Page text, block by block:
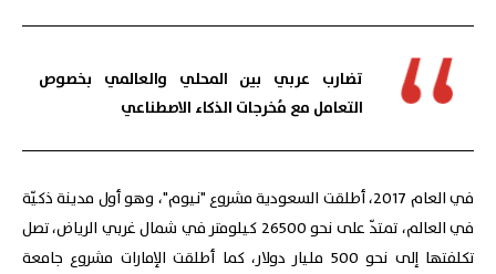
تضارب عربي بين المحلي والعالمي بخصوص
التعامل مع مُخرجات الذكاء الاصطناعي
في العام 2017، أطلقت السعودية مشروع "نيوم"، وهو أول مدينة ذكيّة
في العالم، تمتدّ على نحو 26500 كيلومتر في شمال غربي الرياض، تصل
تكلفتها إلى نحو 500 مليار دولار، كما أطلقت الإمارات مشروع جامعة